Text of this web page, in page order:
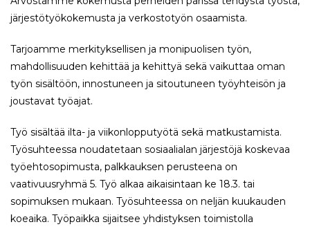
järjestötyökokemusta ja verkostotyön osaamista.
Tarjoamme merkityksellisen ja monipuolisen työn,
mahdollisuuden kehittää ja kehittyä sekä vaikuttaa oman
työn sisältöön, innostuneen ja sitoutuneen työyhteisön ja
joustavat työajat.
Työ sisältää ilta- ja viikonlopputyötä sekä matkustamista.
Työsuhteessa noudatetaan sosiaalialan järjestöjä koskevaa
työehtosopimusta, palkkauksen perusteena on
vaativuusryhmä 5. Työ alkaa aikaisintaan ke 18.3. tai
sopimuksen mukaan. Työsuhteessa on neljän kuukauden
koeaika. Työpaikka sijaitsee yhdistyksen toimistolla